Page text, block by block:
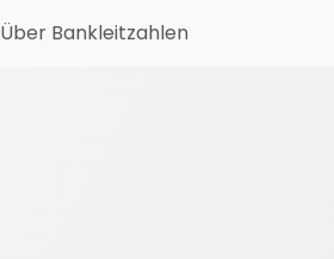
Über Bankleitzahlen